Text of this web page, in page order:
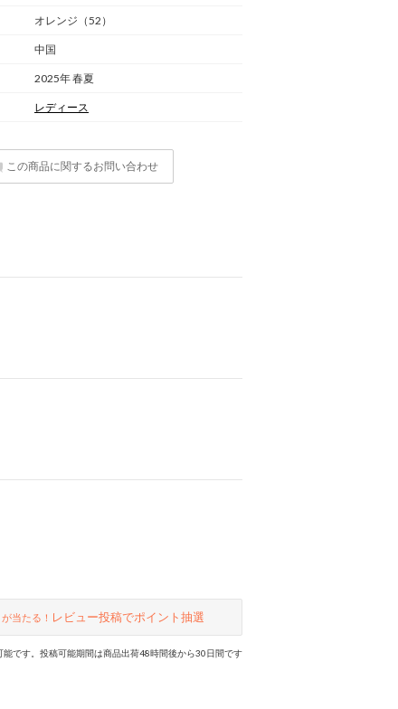
オレンジ（52）
中国
2025年 春夏
レディース
この商品に関するお問い合わせ
当たる！ レビュー投稿でポイント抽選
です。投稿可能期間は商品出荷48時間後から30日間です